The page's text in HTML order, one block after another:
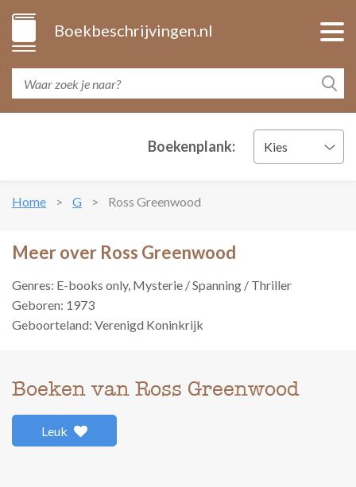
Boekbeschrijvingen.nl
Boekenplank: Kies
Home G Ross Greenwood
Meer over Ross Greenwood
Genres: E-books only, Mysterie / Spanning / Thriller
Geboren: 1973
Geboorteland: Verenigd Koninkrijk
Boeken van Ross Greenwood
Leuk